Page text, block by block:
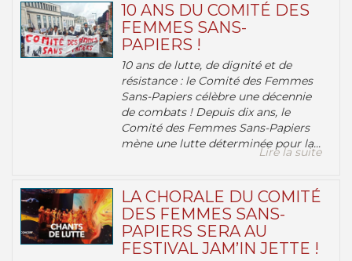
10 ANS DU COMITÉ DES
FEMMES SANS-
PAPIERS !
10 ans de lutte, de dignité et de
résistance : le Comité des Femmes
Sans-Papiers célèbre une décennie
de combats ! Depuis dix ans, le
Comité des Femmes Sans-Papiers
mène une lutte déterminée pour la...
Lire la suite
LA CHORALE DU COMITÉ
DES FEMMES SANS-
PAPIERS SERA AU
FESTIVAL JAM’IN JETTE !